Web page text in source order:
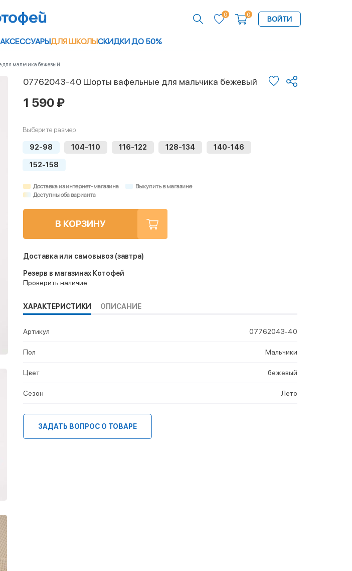
0 0
ВОЙТИ
АКСЕССУАРЫДЛЯ ШКОЛЫСКИДКИ ДО 50%
мальчика бежевый
07762043-40 Шорты вафельные для мальчика бежевый
1 590 ₽
Выберите размер
92-98 104-110 116-122 128-134 140-146
152-158
Доставка из интернет-магазина
Выкупить в магазине
Доступны оба варианта
В КОРЗИНУ
Доставка или самовывоз (завтра)
Резерв в магазинах Котофей
Проверить наличие
ХАРАКТЕРИСТИКИ ОПИСАНИЕ
Артикул 07762043-40
Пол Мальчики
Цвет бежевый
Сезон Лето
ЗАДАТЬ ВОПРОС О ТОВАРЕ